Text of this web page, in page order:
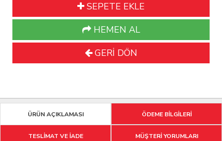
SEPETE EKLE
HEMEN AL
GERİ DÖN
ÜRÜN AÇIKLAMASI ÖDEME BİLGİLERİ
TESLİMAT VE İADE MÜŞTERİ YORUMLARI